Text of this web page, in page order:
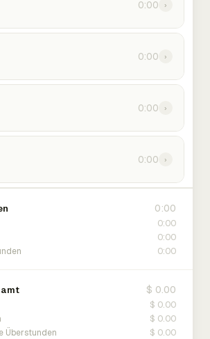
0:00 ›
0:00 ›
0:00 ›
0:00 ›
0:00
0:00
0:00
0:00
$ 0.00
$ 0.00
$ 0.00
Überstunden $ 0.00